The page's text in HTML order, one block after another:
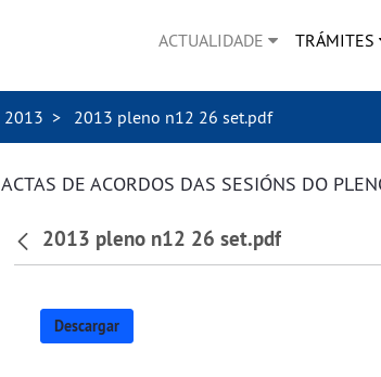
ACTUALIDADE TRÁMITES
2013 2013 pleno n12 26 set.pdf
ACTAS DE ACORDOS DAS SESIÓNS DO
2013 pleno n12 26 set.pdf
Descargar